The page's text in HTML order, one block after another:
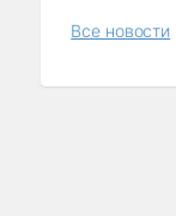
Все новости